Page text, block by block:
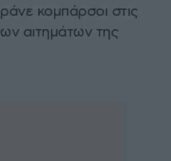
κομπάρσοι στις
αιτημάτων της